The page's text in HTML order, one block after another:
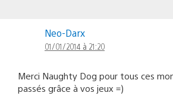
Neo-Darx
01/01/2014 à 21:20
Merci Naughty Dog pour tous ces
passés grâce à vos jeux =)